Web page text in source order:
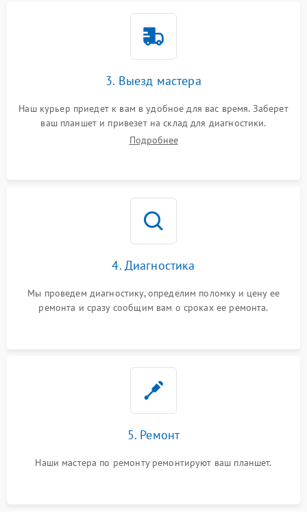
3. Выезд мастера
Наш курьер приедет к вам в удобное для вас время. Заберет
ваш планшет и привезет на склад для диагностики.
Подробнее
4. Диагностика
Мы проведем диагностику, определим поломку и цену ее
ремонта и сразу сообщим вам о сроках ее ремонта.
5. Ремонт
Наши мастера по ремонту ремонтируют ваш планшет.